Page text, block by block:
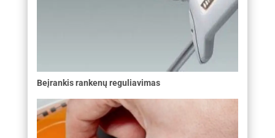
Beįrankis rankenų reguliavimas